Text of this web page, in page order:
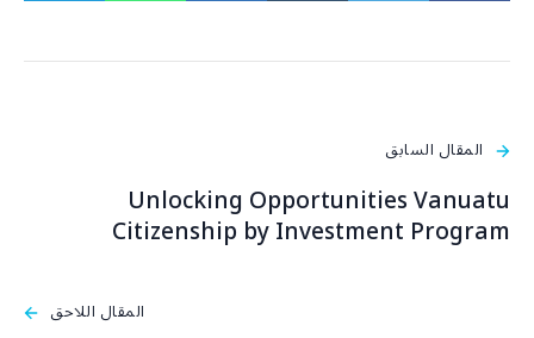
المقال السابق
Unlocking Opportunities Vanuatu
Citizenship by Investment Program
المقال اللاحق